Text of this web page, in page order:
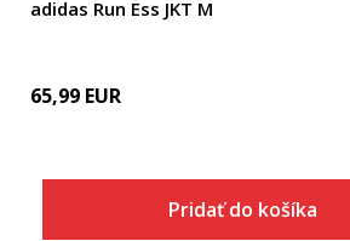
adidas Run Ess JKT M
65,99 EUR
Pridať do košíka